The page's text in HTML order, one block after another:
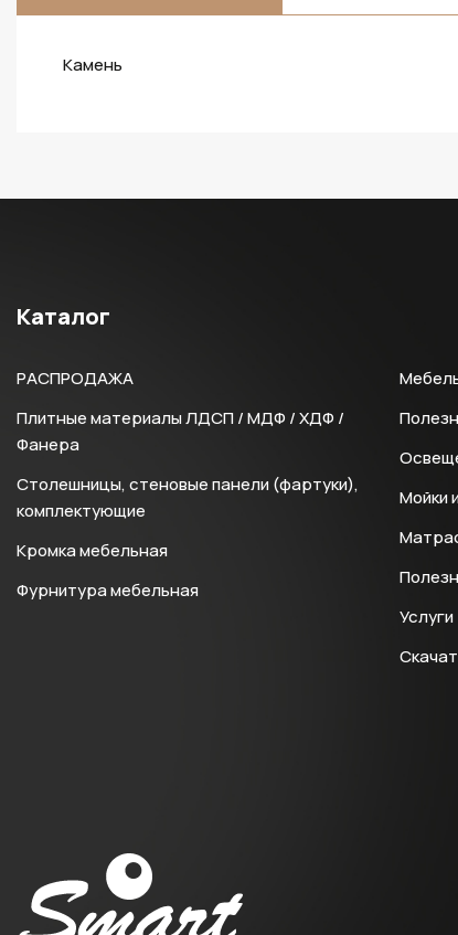
Камень
Каталог
РАСПРОДАЖА
Плитные материалы ЛДСП / МДФ / ХДФ /
Фанера
Столешницы, стеновые панели (фартуки),
комплектующие
Кромка мебельная
Фурнитура мебельная
Мойки
Услуги